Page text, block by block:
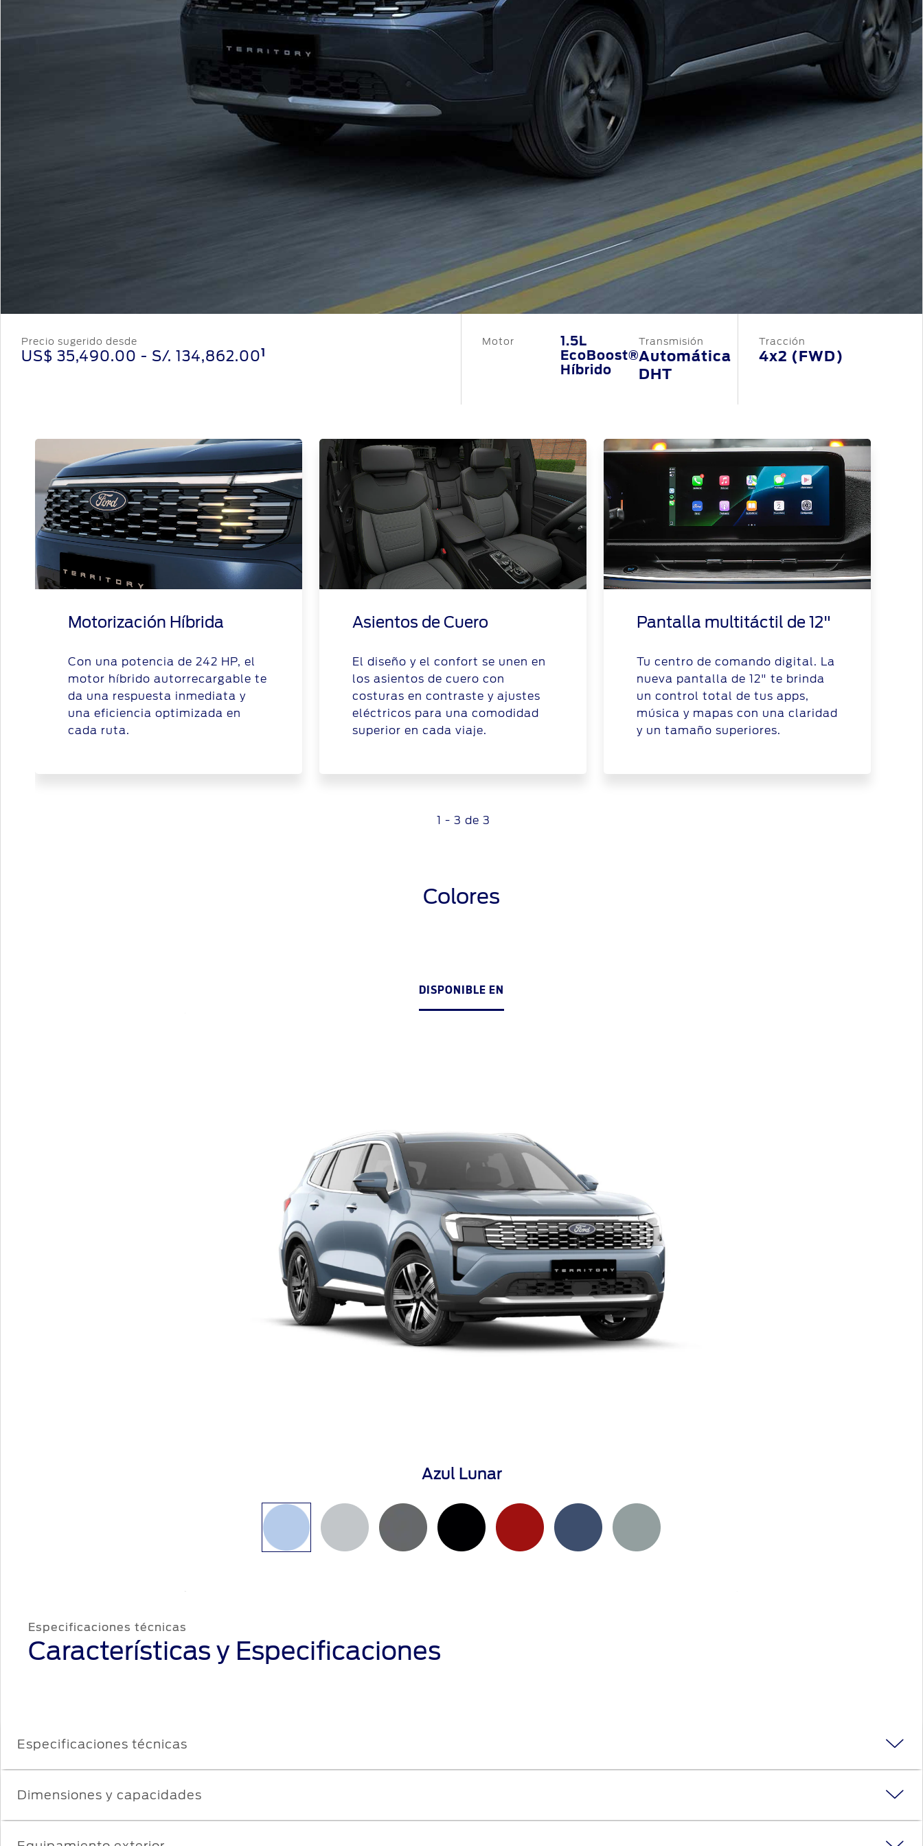
Precio sugerido desde
US$ 35,490.00 - S/. 134,862.001
Motor
1.5L
EcoBoost®
Híbrido
Transmisión
Automática
DHT
Tracción
4x2 (FWD)
Motorización Híbrida
Con una potencia de 242 HP, el
motor híbrido autorrecargable te
da una respuesta inmediata y
una eficiencia optimizada en
cada ruta.
Asientos de Cuero
El diseño y el confort se unen en
los asientos de cuero con
costuras en contraste y ajustes
eléctricos para una comodidad
superior en cada viaje.
Pantalla multitáctil de 12"
Tu centro de comando digital. La
nueva pantalla de 12" te brinda
un control total de tus apps,
música y mapas con una claridad
y un tamaño superiores.
1 - 3 de 3
Colores
DISPONIBLE EN
Azul Lunar
Especificaciones técnicas
Características y Especificaciones
Especificaciones técnicas
Dimensiones y capacidades